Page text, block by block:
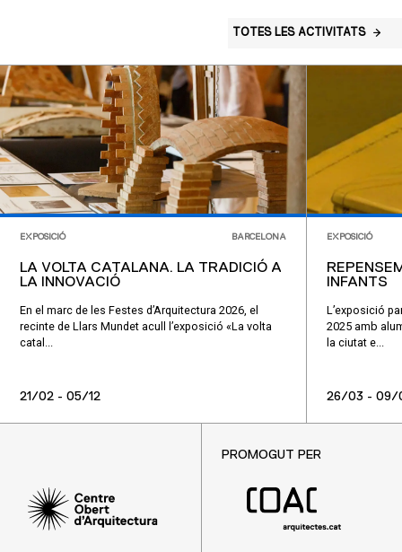
TOTES LES ACTIVITATS
EXPOSICIÓ BARCELONA
LA VOLTA CATALANA. LA TRADICIÓ A
LA INNOVACIÓ
En el marc de les Festes d’Arquitectura 2026, el
recinte de Llars Mundet acull l’exposició «La volta
catal...
21/02 - 05/12
EXPOSICIÓ
INFANTS
L’exposició
2025 amb
la ciutat e...
26/03 - 09/
PROMOGUT PER